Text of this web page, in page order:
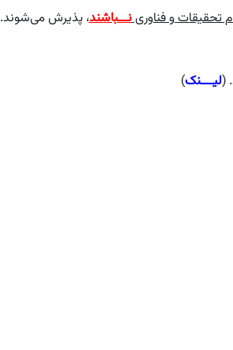
تحقیقات و فناورینـــباشند، پذیرش می‌شوند.
(لیــــنک)